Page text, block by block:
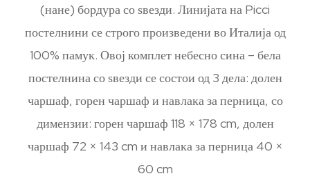
(нане) бордура со ѕвезди. Линијата на Picci
постелнини се строго произведени во Италија од
100% памук. Овој комплет небесно сина – бела
постелнина со ѕвезди се состои од 3 дела: долен
чаршаф, горен чаршаф и навлака за перница, со
димензии: горен чаршаф 118 × 178 cm, долен
чаршаф 72 × 143 cm и навлака за перница 40 ×
60 cm